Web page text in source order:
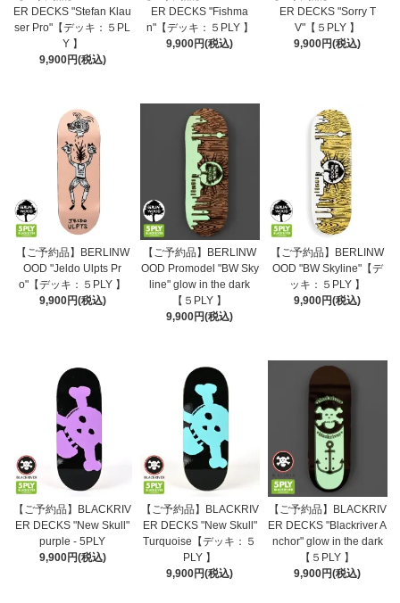
ER DECKS "Stefan Klau
ser Pro"【デッキ：５PL
Y 】
9,900円(税込)
ER DECKS "Fishma
n"【デッキ：５PLY 】
9,900円(税込)
ER DECKS "Sorry T
V"【５PLY 】
9,900円(税込)
【ご予約品】BERLINW
OOD "Jeldo Ulpts Pr
o"【デッキ：５PLY 】
9,900円(税込)
【ご予約品】BERLINW
OOD Promodel "BW Sky
line" glow in the dark
【５PLY 】
9,900円(税込)
【ご予約品】BERLINW
OOD "BW Skyline"【デ
ッキ：５PLY 】
9,900円(税込)
【ご予約品】BLACKRIV
ER DECKS "New Skull"
purple - 5PLY
9,900円(税込)
【ご予約品】BLACKRIV
ER DECKS "New Skull"
Turquoise【デッキ：５
PLY 】
9,900円(税込)
【ご予約品】BLACKRIV
ER DECKS "Blackriver A
nchor" glow in the dark
【５PLY 】
9,900円(税込)